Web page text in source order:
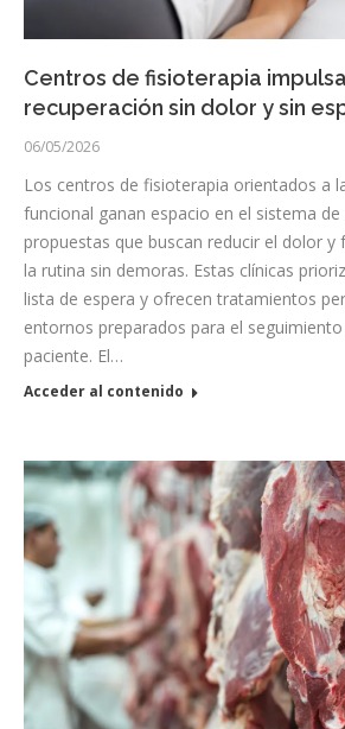
Centros de fisioterapia
recuperación sin dolor y sin
06/05/2026
Los centros de fisioterapia orientados a
funcional ganan espacio en el sistema de
propuestas que buscan reducir el dolor y
la rutina sin demoras. Estas clínicas
lista de espera y ofrecen tratamientos
entornos preparados para el
paciente. El…
Acceder al contenido